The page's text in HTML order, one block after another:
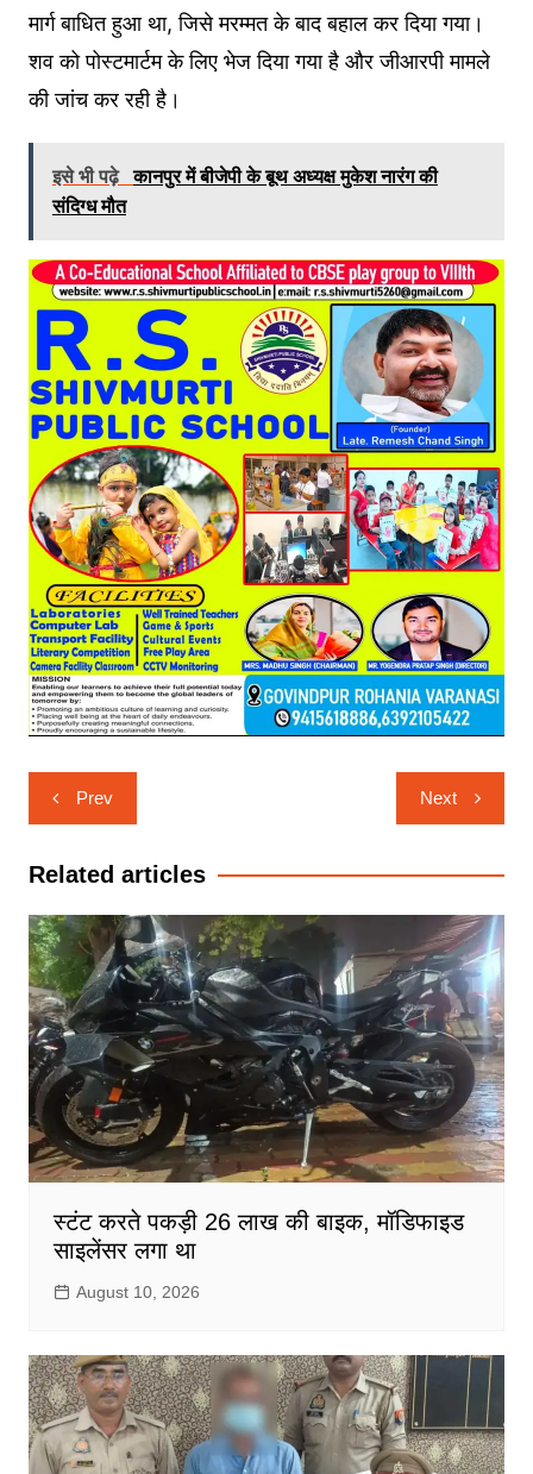
मार्ग बाधित हुआ था, जिसे मरम्मत के बाद बहाल कर दिया गया।
शव को पोस्टमार्टम के लिए भेज दिया गया है और जीआरपी मामले
की जांच कर रही है।
इसे भी पढ़े कानपुर में बीजेपी के बूथ अध्यक्ष मुकेश नारंग की
संदिग्ध मौत
Post
navigation
Prev Next
Related articles
स्टंट करते पकड़ी 26 लाख की बाइक, मॉडिफाइड
साइलेंसर लगा था
August 10, 2026